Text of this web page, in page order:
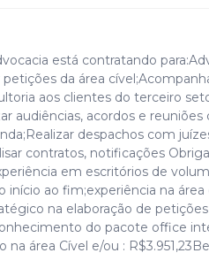
está contratando
petições da área
aos clientes do terceiro
audiências, acordos e
despachos com
contratos, notificações
em escritórios de
início ao fim;experiência na área
na elaboração de
do pacote office
na área Cível e/ou :